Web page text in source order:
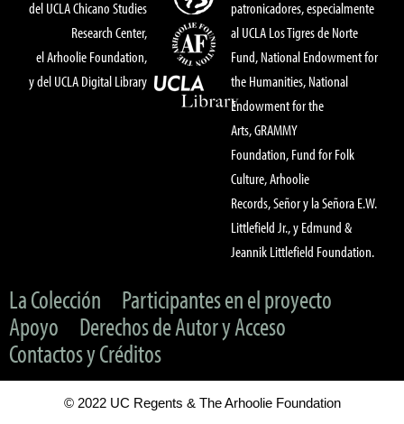
del UCLA Chicano Studies
Research Center,
el Arhoolie Foundation,
y del UCLA Digital Library
patronicadores, especialmente
al UCLA Los Tigres de Norte
Fund, National Endowment for
the Humanities, National
Endowment for the
Arts, GRAMMY
Foundation, Fund for Folk
Culture, Arhoolie
Records, Señor y la Señora E.W.
Littlefield Jr., y Edmund &
Jeannik Littlefield Foundation.
La Colección
Participantes en el proyecto
Apoyo
Derechos de Autor y Acceso
Contactos y Créditos
© 2022 UC Regents & The Arhoolie Foundation